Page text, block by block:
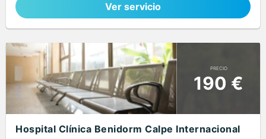
Ver servicio
PRECIO
190 €
Hospital Clínica Benidorm Calpe Internacional